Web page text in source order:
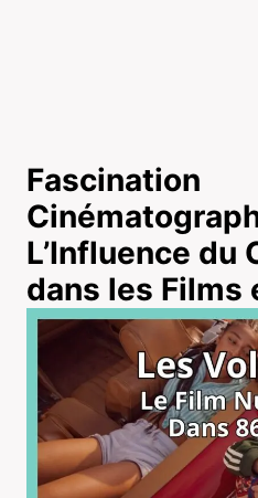
Fascination
L’Influence du
dans les Films